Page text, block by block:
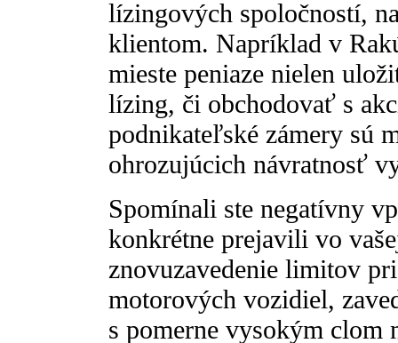
lízingových spoločností,
klientom. Napríklad v
mieste peniaze nielen
lízing, či obchodovať s
podnikateľské zámery sú
ohrozujúcich návratnosť
Spomínali ste negatívny
konkrétne prejavili vo
znovuzavedenie limitov
motorových vozidiel,
s pomerne vysokým clom